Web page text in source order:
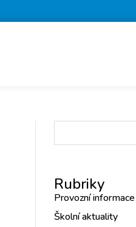
Vyhledávání
Rubriky
Provozní informace
Školní aktuality